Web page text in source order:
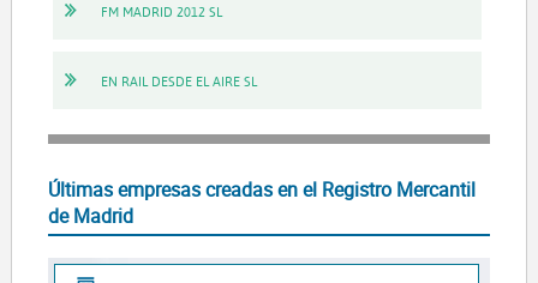
FM MADRID 2012 SL
EN RAIL DESDE EL AIRE SL
Últimas empresas creadas en el Registro Mercantil
de Madrid